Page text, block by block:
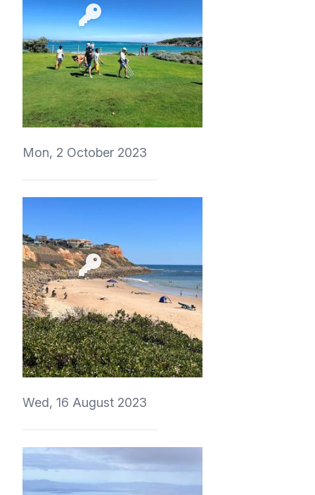
4Eki
Mon, 2 October 2023
4Eki
Wed, 16 August 2023